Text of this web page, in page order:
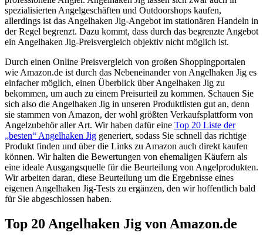
spezialisierten Angelgeschäften und Outdoorshops kaufen,
allerdings ist das Angelhaken Jig-Angebot im stationären Handeln in
der Regel begrenzt. Dazu kommt, dass durch das begrenzte Angebot
ein Angelhaken Jig-Preisvergleich objektiv nicht möglich ist.
Durch einen Online Preisvergleich von großen Shoppingportalen
wie Amazon.de ist durch das Nebeneinander von Angelhaken Jig es
einfacher möglich, einen Überblick über Angelhaken Jig zu
bekommen, um auch zu einem Preisurteil zu kommen. Schauen Sie
sich also die Angelhaken Jig in unseren Produktlisten gut an, denn
sie stammen von Amazon, der wohl größten Verkaufsplattform von
Angelzubehör aller Art. Wir haben dafür eine Top 20 Liste der
„besten“ Angelhaken Jig generiert, sodass Sie schnell das richtige
Produkt finden und über die Links zu Amazon auch direkt kaufen
können. Wir halten die Bewertungen von ehemaligen Käufern als
eine ideale Ausgangsquelle für die Beurteilung von Angelprodukten.
Wir arbeiten daran, diese Beurteilung um die Ergebnisse eines
eigenen Angelhaken Jig-Tests zu ergänzen, den wir hoffentlich bald
für Sie abgeschlossen haben.
Top 20 Angelhaken Jig von Amazon.de